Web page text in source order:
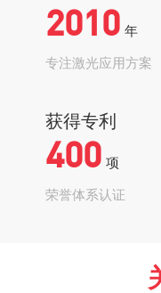
2010 年
专注激光应用方案
获得专利
400 项
荣誉体系认证